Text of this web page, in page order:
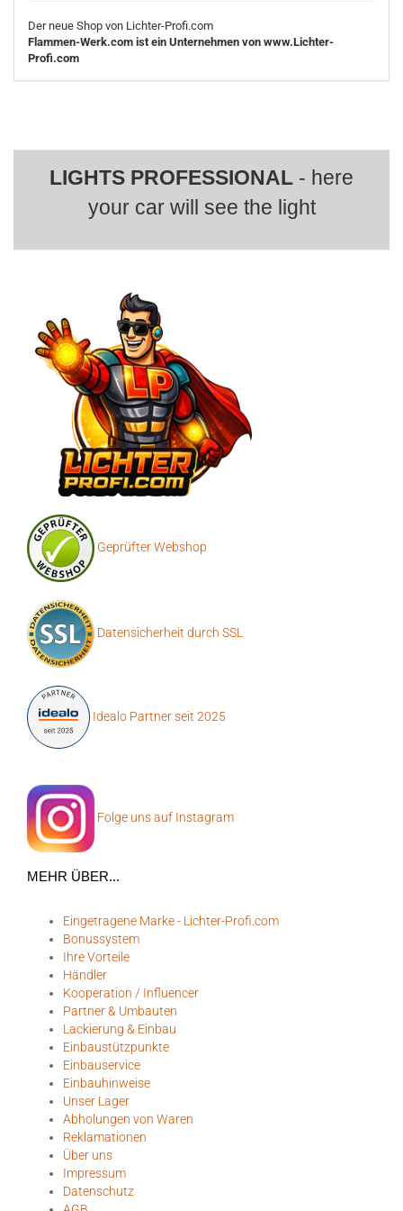
Der neue Shop von Lichter-Profi.com
Flammen-Werk.com ist ein Unternehmen von www.Lichter-
Profi.com
LIGHTS PROFESSIONAL - here
your car will see the light
Geprüfter Webshop
Datensicherheit durch SSL
Idealo Partner seit 2025
Folge uns auf Instagram
MEHR ÜBER...
Eingetragene Marke - Lichter-Profi.com
Bonussystem
Ihre Vorteile
Händler
Kooperation / Influencer
Partner & Umbauten
Lackierung & Einbau
Einbaustützpunkte
Einbauservice
Einbauhinweise
Unser Lager
Abholungen von Waren
Reklamationen
Über uns
Impressum
Datenschutz